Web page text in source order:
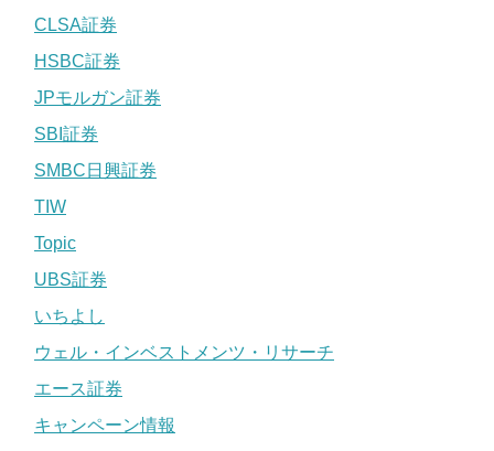
CLSA証券
HSBC証券
JPモルガン証券
SBI証券
SMBC日興証券
TIW
Topic
UBS証券
いちよし
ウェル・インベストメンツ・リサーチ
エース証券
キャンペーン情報